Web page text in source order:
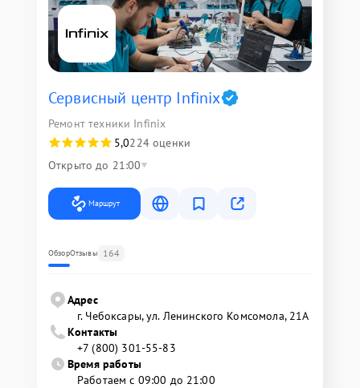
Сервисный центр Infinix
Ремонт техники Infinix
5,0224 оценки
Открыто до 21:00
Маршрут
ОбзорОтзывы 164
Адрес
г. Чебоксары, ул. Ленинского Комсомола, 21А
Контакты
+7 (800) 301-55-83
Время работы
Работаем с 09:00 до 21:00